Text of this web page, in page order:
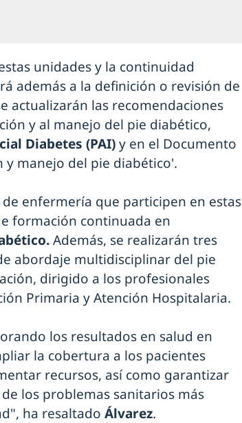
unidades y la continuidad
además a la definición o revisión de
actualizarán las recomendaciones
y al manejo del pie diabético,
Diabetes (PAI)y en el Documento
y manejo del pie diabético'.
enfermería que participen en estas
formación continuada en
Además, se realizarán tres
abordaje multidisciplinar del pie
dirigido a los profesionales
Primaria y Atención Hospitalaria.
los resultados en salud en
la cobertura a los pacientes
recursos, así como garantizar
los problemas sanitarios más
ha resaltado Álvarez.